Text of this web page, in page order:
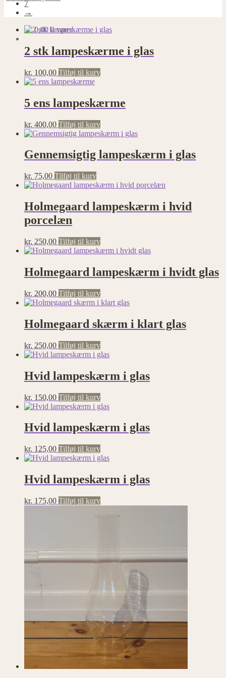
kr.0,00 0 varer
7
→
2 stk lampeskærme i glas
kr. 100,00 Tilføj til kurv
5 ens lampeskærme
kr. 400,00 Tilføj til kurv
Gennemsigtig lampeskærm i glas
kr. 75,00 Tilføj til kurv
Holmegaard lampeskærm i hvid
porcelæn
kr. 250,00 Tilføj til kurv
Holmegaard lampeskærm i hvidt glas
kr. 200,00 Tilføj til kurv
Holmegaard skærm i klart glas
kr. 250,00 Tilføj til kurv
Hvid lampeskærm i glas
kr. 150,00 Tilføj til kurv
Hvid lampeskærm i glas
kr. 125,00 Tilføj til kurv
Hvid lampeskærm i glas
kr. 175,00 Tilføj til kurv